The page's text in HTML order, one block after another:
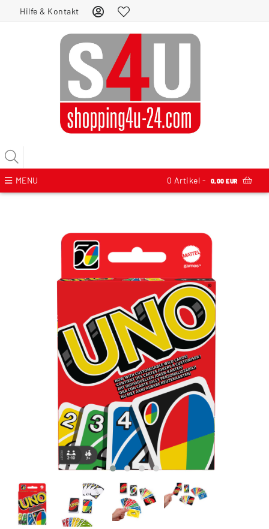
Hilfe & Kontakt
MENU 0 Artikel - 0,00 EUR